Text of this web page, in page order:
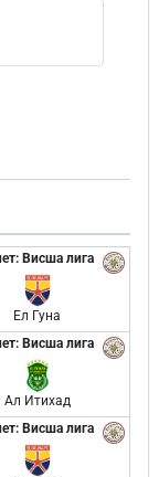
Висша лига
Ел Гуна
Висша лига
Ал Итихад
Висша лига